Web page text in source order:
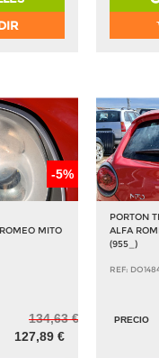
-5%
MITO
134,63 €
127,89 €
PORTON
ALFA
(955_)
REF:
PRECIO